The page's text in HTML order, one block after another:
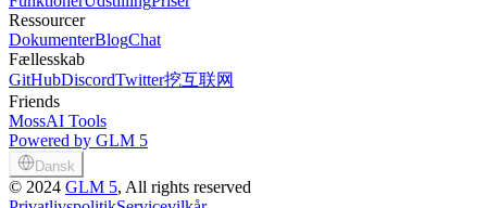
Ressourcer
DokumenterBlogChat
Fællesskab
GitHubDiscordTwitter挖互联网
Friends
MossAI Tools
Powered by GLM 5
Dansk
© 2024 GLM 5, All rights reserved